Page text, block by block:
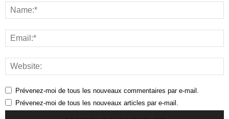
Prévenez-moi de tous les nouveaux commentaires par e-mail.
Prévenez-moi de tous les nouveaux articles par e-mail.